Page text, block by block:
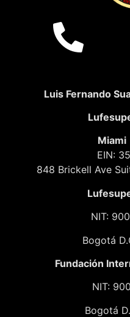
Luis Fernando
Miami
EIN:
848 Brickell Ave
NIT:
Bogotá
Fundación
NIT:
Bogotá